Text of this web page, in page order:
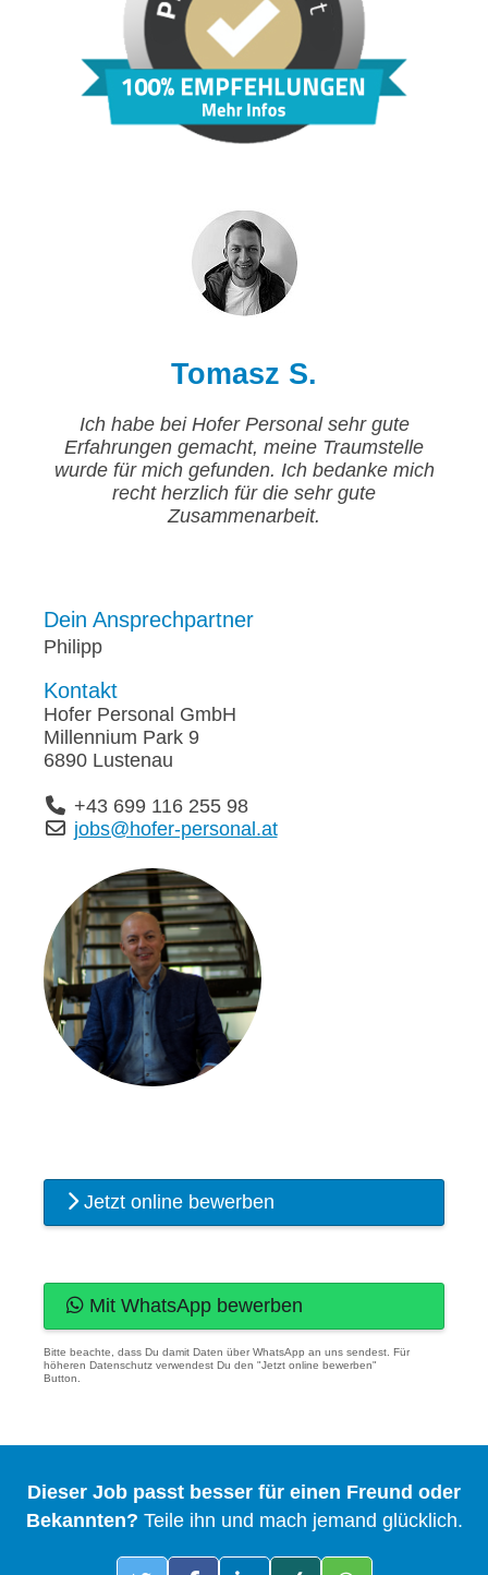
Tomasz S.
Ich habe bei Hofer Personal sehr gute
Erfahrungen gemacht, meine Traumstelle
wurde für mich gefunden. Ich bedanke mich
recht herzlich für die sehr gute
Zusammenarbeit.
Dein Ansprechpartner
Philipp
Kontakt
Hofer Personal GmbH
Millennium Park 9
6890 Lustenau
+43 699 116 255 98
jobs@hofer-personal.at
Jetzt online bewerben
Mit WhatsApp bewerben
Bitte beachte, dass Du damit Daten über WhatsApp an uns sendest. Für
höheren Datenschutz verwendest Du den "Jetzt online bewerben"
Button.
Dieser Job passt besser für einen Freund oder
Bekannten? Teile ihn und mach jemand glücklich.